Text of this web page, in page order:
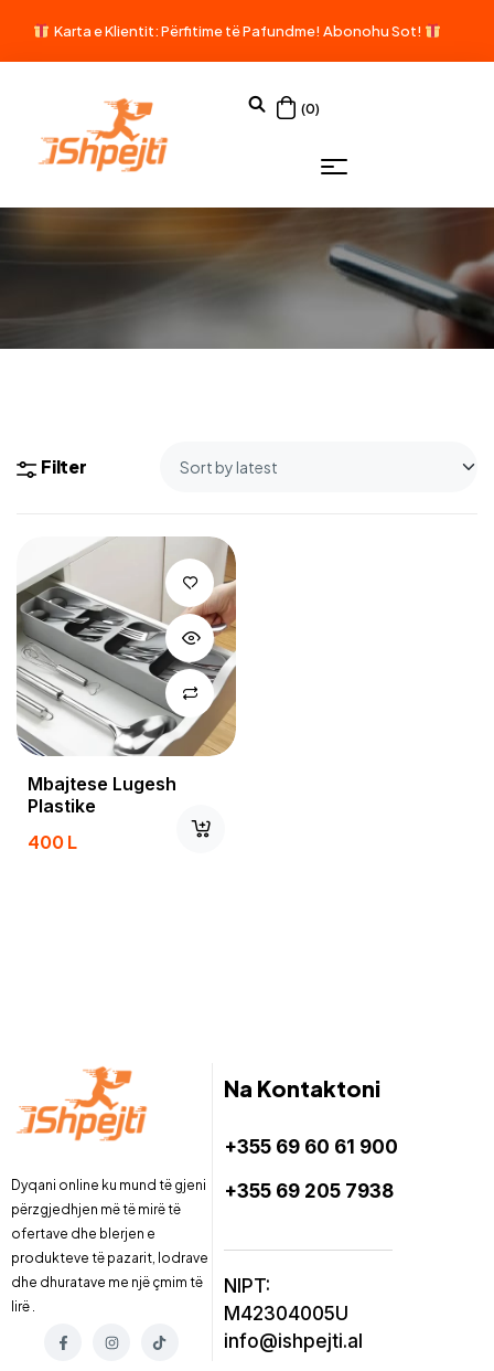
Karta e Klientit: Përfitime të Pafundme! Abonohu Sot!
(0)
Filter
Mbajtese Lugesh
Plastike
400L
Dyqani online ku mund të gjeni
përzgjedhjen më të mirë të
ofertave dhe blerjen e
produkteve të pazarit, lodrave
dhe dhuratave me një çmim të
lirë .
Na Kontaktoni
+355 69 60 61 900
+355 69 205 7938
NIPT:
M42304005U
info@ishpejti.al